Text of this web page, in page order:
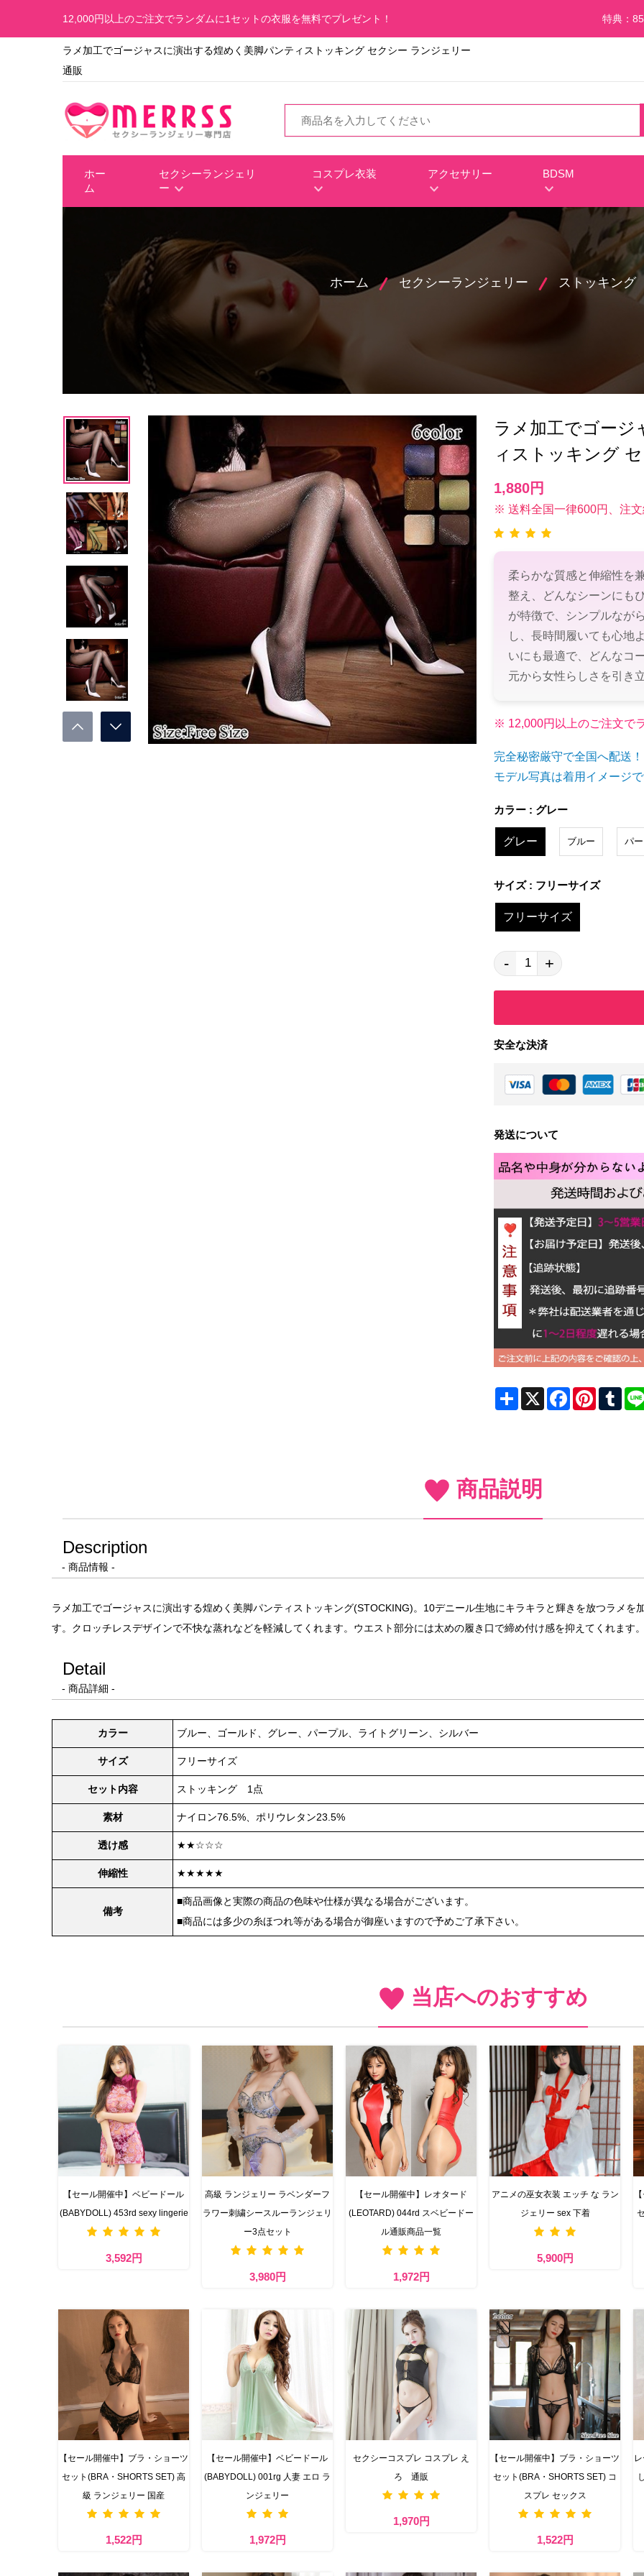
12,000円以上のご注文でランダムに1セットの衣服を無料でプレゼント！ 特典：
ラメ加工でゴージャスに演出する煌めく美脚パンティストッキング セクシー ランジェリー
通販
ホー
ム
セクシーランジェリ
ー
コスプレ衣装 アクセサリー BDSM
ホーム セクシーランジェリー ストッキング
ラメ加工でゴージ
ィストッキング
1,880円
※ 送料全国一律600円、注
柔らかな質感と伸縮性を
整え、どんなシーンにも
が特徴で、シンプルなが
し、長時間履いても心地
いにも最適で、どんなコ
元から女性らしさを引き
※ 12,000円以上のご注文で
完全秘密厳守で全国へ配送！
モデル写真は着用イメージ
カラー : グレー
グレー ブルー パ
サイズ : フリーサイズ
フリーサイズ
- +
安全な決済
発送について
ShareX FacebookPinterest
商品説明
Description
- 商品情報 -
ラメ加工でゴージャスに演出する煌めく美脚パンティストッキング(STOCKING)。10デニール生地にキラキラと輝きを放つラメ
す。クロッチレスデザインで不快な蒸れなどを軽減してくれます。ウエスト部分には太めの履き口で締め付け感を抑えてくれます
Detail
- 商品詳細 -
カラー ブルー、ゴールド、グレー、パープル、ライトグリーン、シルバー
サイズ フリーサイズ
セット内容 ストッキング 1点
素材 ナイロン76.5%、ポリウレタン23.5%
透け感 ★★☆☆☆
伸縮性 ★★★★★
備考
■商品画像と実際の商品の色味や仕様が異なる場合がございます。
■商品には多少の糸ほつれ等がある場合が御座いますので予めご了承下さい。
当店へのおすすめ
【セール開催中】ベビードール
(BABYDOLL) 453rd sexy lingerie
3,592円
高級 ランジェリー​ ラベンダーフ
ラワー刺繍シースルーランジェリ
ー3点セット
3,980円
【セール開催中】レオタード
(LEOTARD) 044rd スベビードー
ル通販商品一覧
1,972円
アニメの巫女衣装 エッチ な ラン
ジェリー sex 下着
5,900円
【セール開催中】ブラ・ショーツ
セット(BRA・SHORTS SET) 高
級 ランジェリー 国産
1,522円
【セール開催中】ベビードール
(BABYDOLL) 001rg 人妻 エロ ラ
ンジェリー
1,972円
セクシーコスプレ コスプレ え
ろ 通販
1,970円
【セール開催中】ブラ・ショーツ
セット(BRA・SHORTS SET) コ
スプレ セックス
1,522円